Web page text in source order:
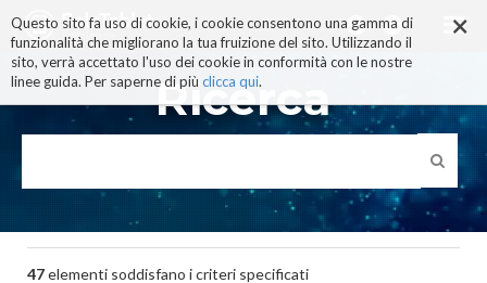
×
Questo sito fa uso di cookie, i cookie consentono una gamma di
funzionalità che migliorano la tua fruizione del sito. Utilizzando il
sito, verrà accettato l'uso dei cookie in conformità con le nostre
linee guida. Per saperne di più clicca qui.
ai
contenuti.
|
alla
navigazione
Ricerca
47elementi soddisfano i criteri specificati